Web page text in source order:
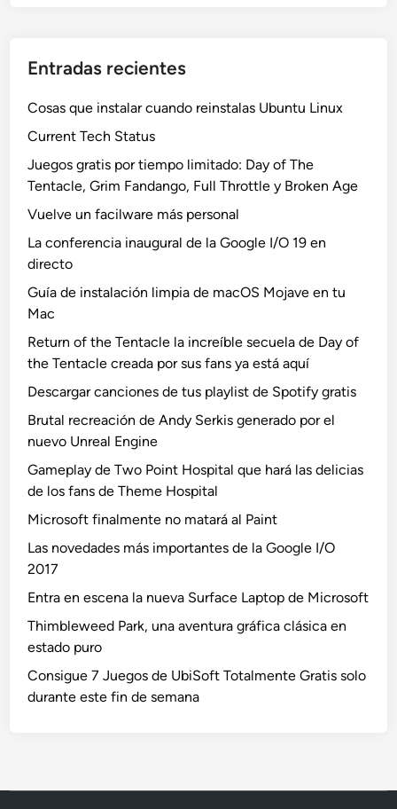
Entradas recientes
Cosas que instalar cuando reinstalas Ubuntu Linux
Current Tech Status
Juegos gratis por tiempo limitado: Day of The
Tentacle, Grim Fandango, Full Throttle y Broken Age
Vuelve un facilware más personal
La conferencia inaugural de la Google I/O 19 en
directo
Guía de instalación limpia de macOS Mojave en tu
Mac
Return of the Tentacle la increíble secuela de Day of
the Tentacle creada por sus fans ya está aquí
Descargar canciones de tus playlist de Spotify gratis
Brutal recreación de Andy Serkis generado por el
nuevo Unreal Engine
Gameplay de Two Point Hospital que hará las delicias
de los fans de Theme Hospital
Microsoft finalmente no matará al Paint
Las novedades más importantes de la Google I/O
2017
Entra en escena la nueva Surface Laptop de Microsoft
Thimbleweed Park, una aventura gráfica clásica en
estado puro
Consigue 7 Juegos de UbiSoft Totalmente Gratis solo
durante este fin de semana